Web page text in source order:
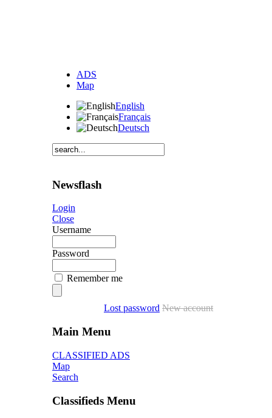
ADS
Map
English
Français
Deutsch
Newsflash
Login
Close
Username
Password
Remember me
Lost password New account
Main Menu
CLASSIFIED ADS
Map
Search
Classifieds Menu